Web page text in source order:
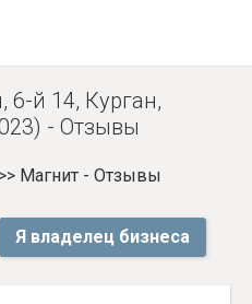
й 14, Курган,
- Отзывы
>> Магнит - Отзывы
Я владелец бизнеса